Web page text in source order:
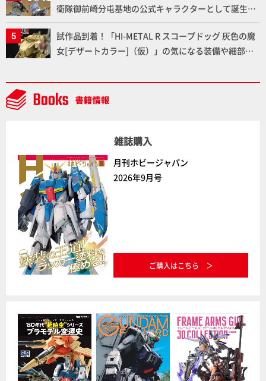
衛隊御前崎分屯基地の公式キャラクターとして誕生し
た「おまねこ」が着任！けもプラ公式サイト限定版と
通常版の2ラインで発売！
試作品到着！「HI-METAL R スコープドッグ 灰色の魔
女[デザートカラー]（仮）」の気になる装備や細部な
ズ】
雑誌購入
月刊ホビージャパン
2026年9月号
ご購入はこちら